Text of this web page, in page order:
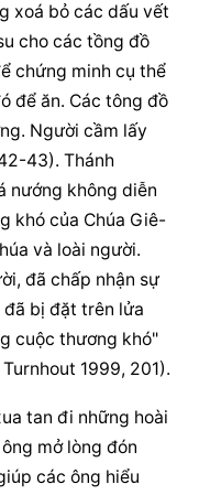
xoá bỏ các dấu vết
cho các tồng đồ
chứng minh cụ thể
để ăn. Các tông đồ
Người cầm lấy
43). Thánh
nướng không diễn
khó của Chúa Giê-
và loài người.
đã chấp nhận sự
bị đặt trên lửa
cuộc thương khó"
Turnhout 1999, 201).
tan đi những hoài
mở lòng đón
các ông hiểu